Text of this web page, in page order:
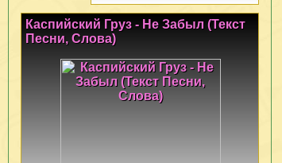
Каспийский Груз - Не Забыл (Текст
Песни, Слова)